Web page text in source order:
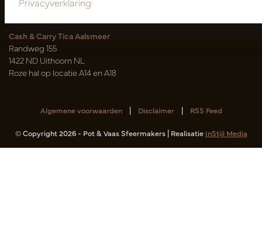
(uitsluitend op afspraak)
Cash & Carry Tica Aalsmeer
Randweg 155
1422 ND Uithoorn NL
Roze hal op locatie A14 en A18
Algemene voorwaarden | Disclaimer | RSS Feed
© Copyright 2026 - Pot & Vaas Sfeermakers | Realisatie InStijl Media